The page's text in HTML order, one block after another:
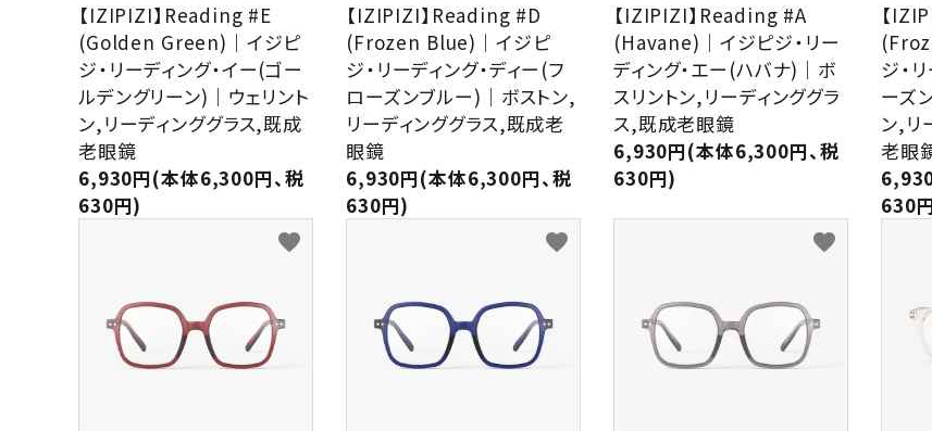
【IZIPIZI】Reading #E
(Golden Green)｜イジピ
ジ・リーディング・イー(ゴー
ルデングリーン)｜ウェリント
ン,リーディンググラス,既成
老眼鏡
6,930円(本体6,300円、税
630円)
【IZIPIZI】Reading #D
(Frozen Blue)｜イジピ
ジ・リーディング・ディー(フ
ローズンブルー)｜ボストン,
リーディンググラス,既成老
眼鏡
6,930円(本体6,300円、税
630円)
【IZIPIZI】Reading #A
(Havane)｜イジピジ・リー
ディング・エー(ハバナ)｜ボ
スリントン,リーディンググラ
ス,既成老眼鏡
6,930円(本体6,300円、税
630円)
【
ジ・
ーズ
ン,リ
老眼
630
favorite favorite favorite